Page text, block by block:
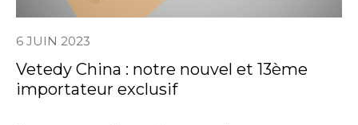
6 JUIN 2023
Vetedy China : notre nouvel et 13ème
importateur exclusif